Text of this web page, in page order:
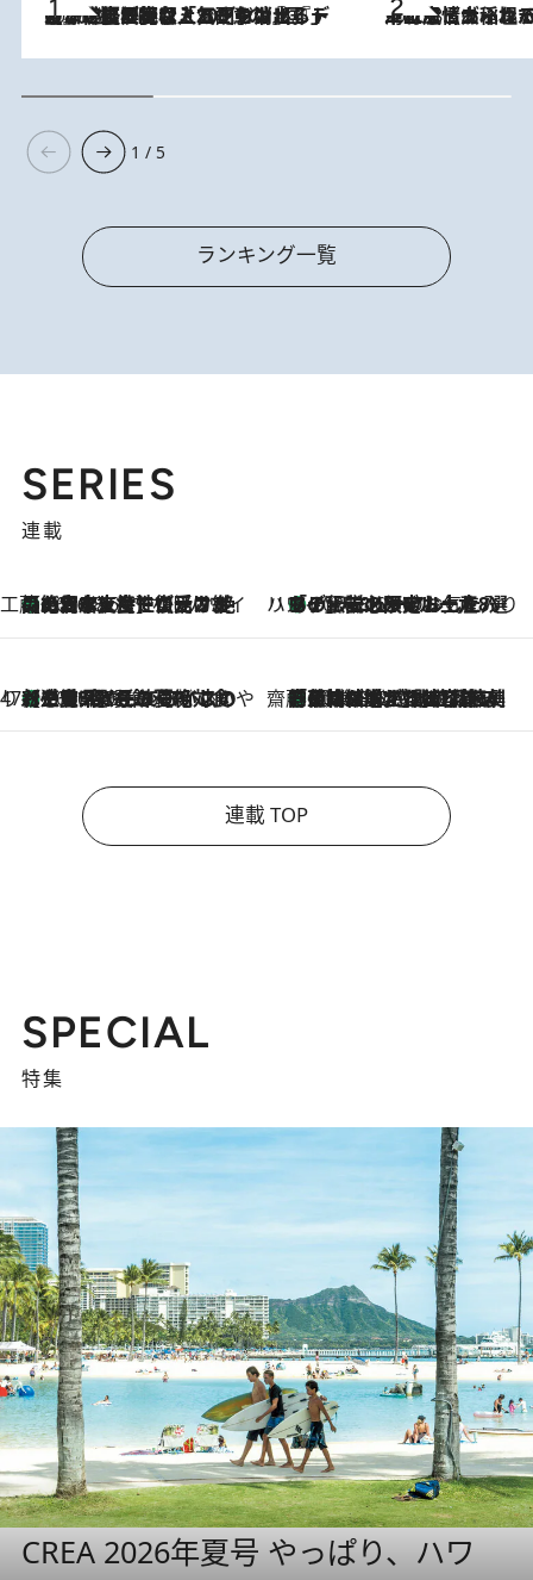
2026.8.5
【なぜ吉沢亮は「気配を消せる」のか？】興行収入208億の『国宝』を経て挑むミュージカル『ディア・エヴァン・ハンセン』。トップ俳優が舞台上でさらけ出した“孤独”とは 2026.8.5
下町風情あふれる台北屈指の人気エリア・大稲埕でセンスのいい台湾土産《ヴ
1 / 5
ランキング一覧
SERIES
連載
工藤まやのおもてなしハワイ
2026.8.6
【ハワイ土産】ローカルの絶大な支持で復活！ 絶品の幻クッキー《元ファンの日本人女性が受け継いだ名店》 ハワイ賢者 リサのお気に入りリスト2026.8.6
あの伝説の限定トートも！ リニューアルした「ディーン＆デルーカ ハワイ」で必須のお土産8選
47都道府県の手みやげ ひんやりスイーツで夏を満喫
2026.8.6
【三重県】この夏絶対食べたい 冷やしておいしいおやつ3選 お餅×アイスの新感覚スイーツ 齋藤 薫 美容脳ルネサンス
2026.8.6
「荷物が増えるほど旅ストレスは増す」美容ジャーナリストがたどり着いた最終結論。“化粧品を劇的に減らす”感動の凝縮美容とは
連載 TOP
SPECIAL
特集
CREA 2026年夏号 やっぱり、ハワ